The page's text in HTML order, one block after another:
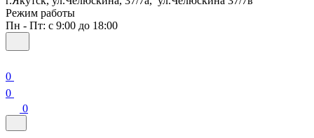
Режим работы
Пн - Пт: с 9:00 до 18:00
0
0
0